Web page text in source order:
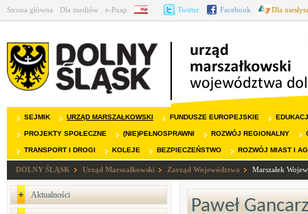
Strona główna Dla mediów e-Puap BIP Twitter Facebook Dla
SEJMIK URZĄD MARSZAŁKOWSKI FUNDUSZE EUROPEJSKIE
PROJEKTY SPOŁECZNE (NIE)PEŁNOSPRAWNI ROZWÓJ REGIONALNY
TRANSPORT I DROGI KOLEJE BEZPIECZEŃSTWO ROZWÓJ MIAST I
DOLNY ŚLĄSK Urząd Marszałkowski Zarząd Województwa Marszałek
Aktualności
Paweł